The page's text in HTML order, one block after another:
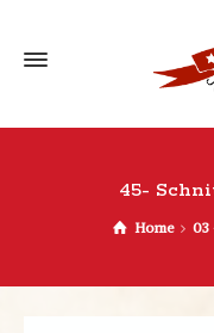
45-
Home 03